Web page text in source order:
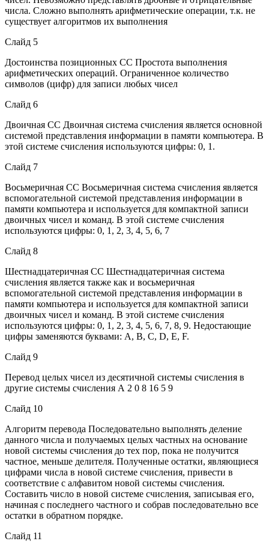
числа. Сложно выполнять арифметические операции, т.к. не
существует алгоритмов их выполнения
Слайд 5
Достоинства позиционных СС Простота выполнения
арифметических операций. Ограниченное количество
символов (цифр) для записи любых чисел
Слайд 6
Двоичная СС Двоичная система счисления является основной
системой представления информации в памяти компьютера. В
этой системе счисления используются цифры: 0, 1.
Слайд 7
Восьмеричная СС Восьмеричная система счисления является
вспомогательной системой представления информации в
памяти компьютера и используется для компактной записи
двоичных чисел и команд. В этой системе счисления
используются цифры: 0, 1, 2, 3, 4, 5, 6, 7
Слайд 8
Шестнадцатеричная СС Шестнадцатеричная система
счисления является также как и восьмеричная
вспомогательной системой представления информации в
памяти компьютера и используется для компактной записи
двоичных чисел и команд. В этой системе счисления
используются цифры: 0, 1, 2, 3, 4, 5, 6, 7, 8, 9. Недостающие
цифры заменяются буквами: А, В, С, D, E, F.
Слайд 9
Перевод целых чисел из десятичной системы счисления в
другие системы счисления А 2 0 8 16 5 9
Слайд 10
Алгоритм перевода Последовательно выполнять деление
данного числа и получаемых целых частных на основание
новой системы счисления до тех пор, пока не получится
частное, меньше делителя. Полученные остатки, являющиеся
цифрами числа в новой системе счисления, привести в
соответствие с алфавитом новой системы счисления.
Составить число в новой системе счисления, записывая его,
начиная с последнего частного и собрав последовательно все
остатки в обратном порядке.
Слайд 11